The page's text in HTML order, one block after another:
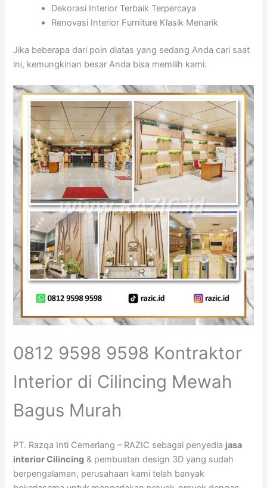
Dekorasi Interior Terbaik Terpercaya
Renovasi Interior Furniture Klasik Menarik
Jika beberapa dari poin diatas yang sedang Anda cari saat
ini, kemungkinan besar Anda bisa memilih kami.
0812 9598 9598 Kontraktor
Interior di Cilincing Mewah
Bagus Murah
PT. Razqa Inti Cemerlang – RAZIC sebagai penyedia jasa
interior Cilincing & pembuatan design 3D yang sudah
berpengalaman, perusahaan kami telah banyak